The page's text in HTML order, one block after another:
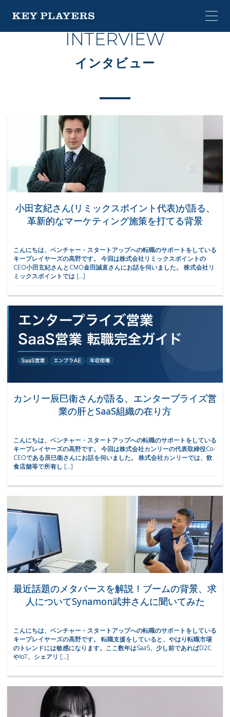
INTERVIEW
インタビュー
小田玄紀さん(リミックスポイント代表)が語る、
革新的なマーケティング施策を打てる背景
こんにちは、ベンチャー・スタートアップへの転職のサポートをしている
キープレイヤーズの高野です。 今回は株式会社リミックスポイントの
CEO小田玄紀さんとCMO金田誠直さんにお話を伺いました。 株式会社リ
ミックスポイントでは […]
カンリー辰巳衛さんが語る、エンタープライズ営
業の肝とSaaS組織の在り方
こんにちは、ベンチャー・スタートアップへの転職のサポートをしている
キープレイヤーズの高野です。 今回は株式会社カンリーの代表取締役Co-
CEOである辰巳衛さんにお話を伺いました。 株式会社カンリーでは、飲
食店舗等で所有し […]
最近話題のメタバースを解説！ブームの背景、求
人についてSynamon武井さんに聞いてみた
こんにちは、ベンチャー・スタートアップへの転職のサポートをしている
キープレイヤーズの高野です。 転職支援をしていると、やはり転職市場
のトレンドには敏感になります。ここ数年はSaaS、少し前であればD2C
やIoT、シェアリ […]